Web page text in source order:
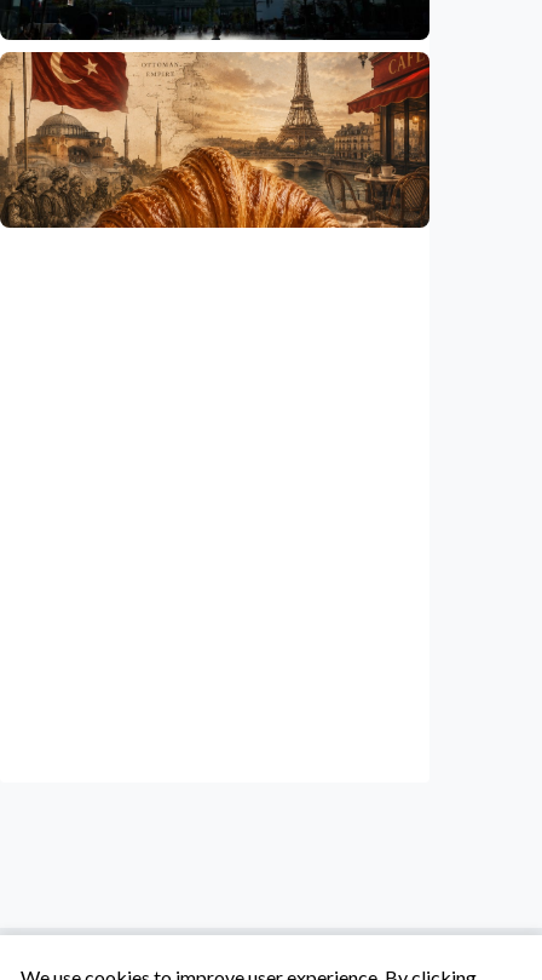
Indonesia •06 Aug 2026
Humaniora
Gelombang panas bisa memicu kecemasan
hingga depresi pada anak, ini temuan
peneliti
Indonesia•06 Aug 2026